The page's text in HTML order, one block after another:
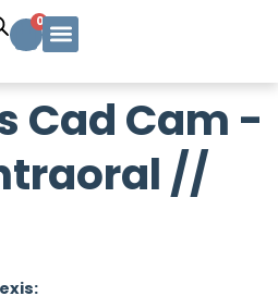
0
Carrito
Cad Cam -
//